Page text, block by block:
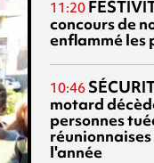
11:20
concours de
enflammé les
10:46
motard
personnes
l'année